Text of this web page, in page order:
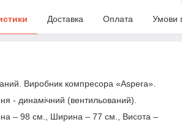
Доставка Оплата Умови
Виробник компресора «Aspera».
- динамічний (вентильований).
– 98 см., Ширина – 77 см., Висота –